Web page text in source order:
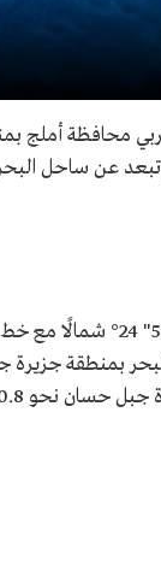
محافظة أملج
بمنطقة